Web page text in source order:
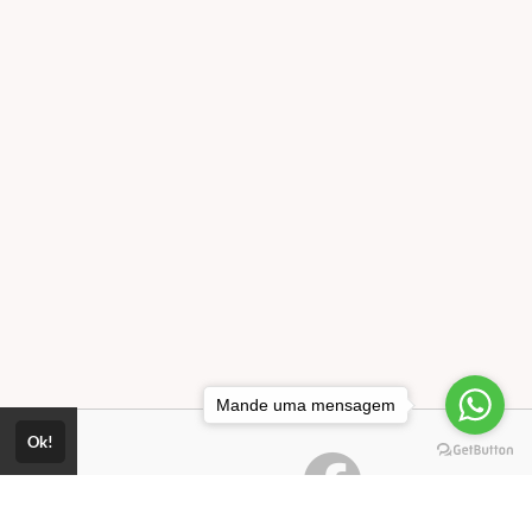
Ok!
Mande uma mensagem